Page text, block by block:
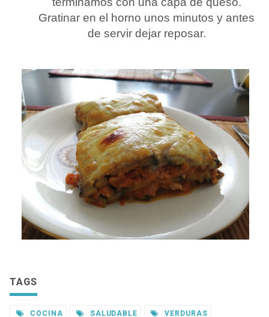
Gratinar en el horno unos minutos y antes
de servir dejar reposar.
TAGS
COCINA SALUDABLE VERDURAS